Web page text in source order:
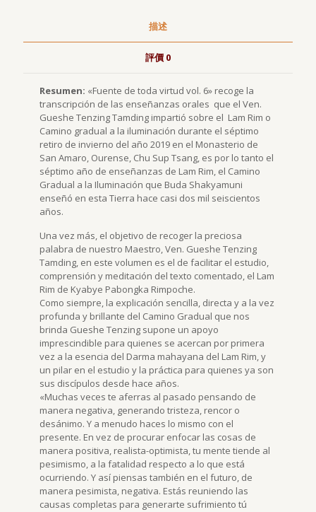
描述
評價 0
Resumen: «Fuente de toda virtud vol. 6» recoge la
transcripción de las enseñanzas orales que el Ven.
Gueshe Tenzing Tamding impartió sobre el Lam Rim o
Camino gradual a la iluminación durante el séptimo
retiro de invierno del año 2019 en el Monasterio de
San Amaro, Ourense, Chu Sup Tsang, es por lo tanto el
séptimo año de enseñanzas de Lam Rim, el Camino
Gradual a la Iluminación que Buda Shakyamuni
enseñó en esta Tierra hace casi dos mil seiscientos
años.
Una vez más, el objetivo de recoger la preciosa
palabra de nuestro Maestro, Ven. Gueshe Tenzing
Tamding, en este volumen es el de facilitar el estudio,
comprensión y meditación del texto comentado, el Lam
Rim de Kyabye Pabongka Rimpoche.
Como siempre, la explicación sencilla, directa y a la vez
profunda y brillante del Camino Gradual que nos
brinda Gueshe Tenzing supone un apoyo
imprescindible para quienes se acercan por primera
vez a la esencia del Darma mahayana del Lam Rim, y
un pilar en el estudio y la práctica para quienes ya son
sus discípulos desde hace años.
«Muchas veces te aferras al pasado pensando de
manera negativa, generando tristeza, rencor o
desánimo. Y a menudo haces lo mismo con el
presente. En vez de procurar enfocar las cosas de
manera positiva, realista-optimista, tu mente tiende al
pesimismo, a la fatalidad respecto a lo que está
ocurriendo. Y así piensas también en el futuro, de
manera pesimista, negativa. Estás reuniendo las
causas completas para generarte sufrimiento tú